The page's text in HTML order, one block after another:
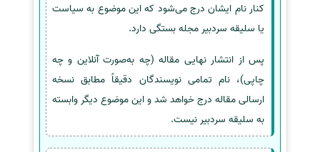
کنار نام ایشان درج می‌شود که این موضوع به سیاست
یا سلیقه سردبیر مجله بستگی دارد.
پس از انتشار نهایی مقاله (چه به‌صورت آنلاین و چه
چاپی)، نام تمامی نویسندگان دقیقاً مطابق نسخه
ارسالی مقاله درج خواهد شد و این موضوع دیگر وابسته
به سلیقه سردبیر نیست.